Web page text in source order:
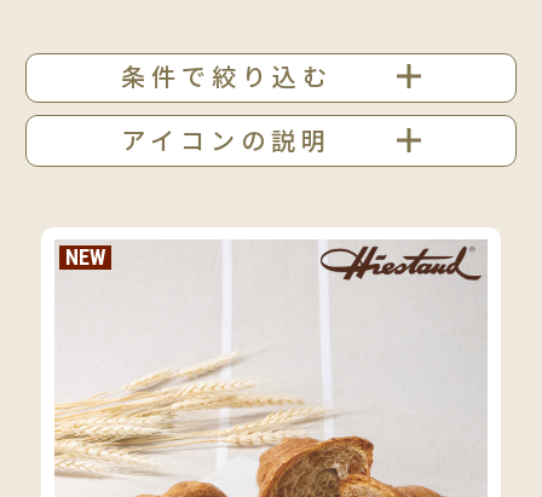
条件で絞り込む
アイコンの説明
NEW